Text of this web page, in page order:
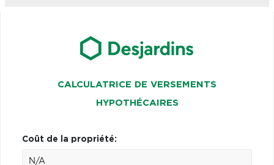
CALCULATRICE DE VERSEMENTS
HYPOTHÉCAIRES
Coût de la propriété: